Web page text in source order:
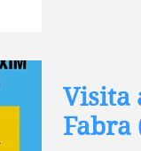
Visita
Fabra